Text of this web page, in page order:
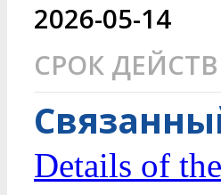
2026-05-14
СРОК
Details of